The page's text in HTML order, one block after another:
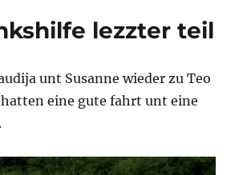
lezzter teil
unt Susanne wieder zu Teo
eine gute fahrt unt eine